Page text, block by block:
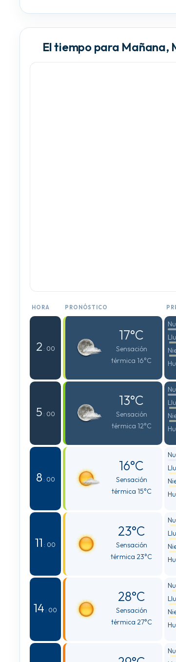
El tiempo para Mañana,
HORA PRONÓSTICO
2 : 00
17°C
Sensación
térmica 16°C
5 : 00
13°C
Sensación
térmica 12°C
8 : 00
16°C
Sensación
térmica 15°C
11 : 00
23°C
Sensación
térmica 23°C
14 : 00
28°C
Sensación
térmica 27°C